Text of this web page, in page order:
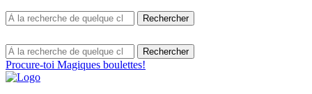
Procure-toi Magiques boulettes!